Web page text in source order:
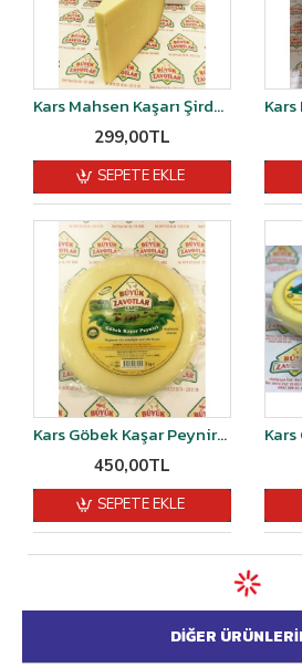
Kars Mahsen Kaşarı Şirden Mayalı 2 YILLIK 500 gr
299,00TL
SEPETE EKLE
Kars Göbek Kaşar Peyniri 1 kg Şirden Mayalı
450,00TL
SEPETE EKLE
DIĞER